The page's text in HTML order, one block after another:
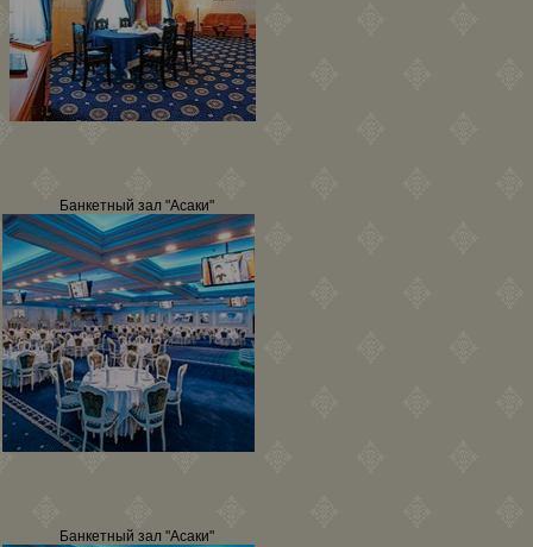
Банкетный зал "Асаки"
Банкетный зал "Асаки"